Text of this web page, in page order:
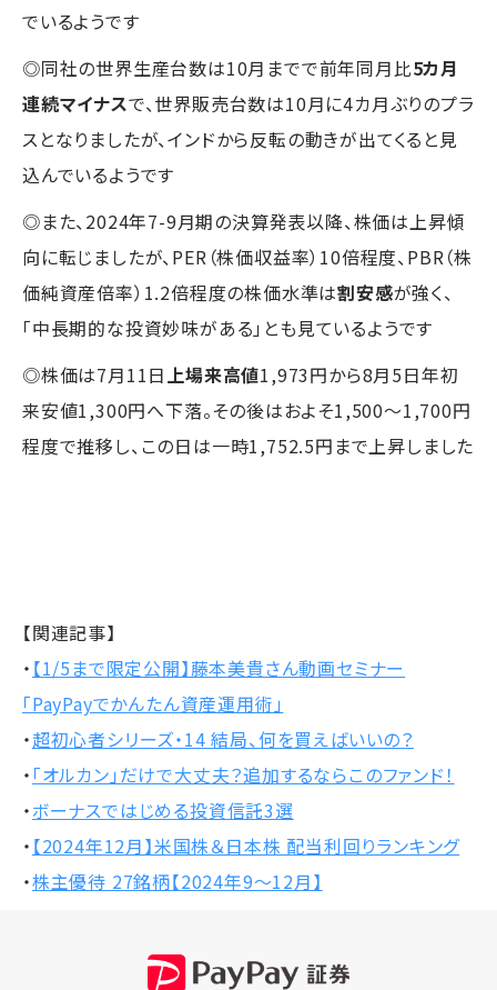
でいるようです
◎同社の世界生産台数は10月までで前年同月比5カ月
連続マイナスで、世界販売台数は10月に4カ月ぶりのプラ
スとなりましたが、インドから反転の動きが出てくると見
込んでいるようです
◎また、2024年7-9月期の決算発表以降、株価は上昇傾
向に転じましたが、PER（株価収益率）10倍程度、PBR（株
価純資産倍率）1.2倍程度の株価水準は割安感が強く、
「中長期的な投資妙味がある」とも見ているようです
◎株価は7月11日 上場来高値1,973円から8月5日年初
来安値1,300円へ下落。その後はおよそ1,500～1,700円
程度で推移し、この日は一時1,752.5円まで上昇しました
【関連記事】
・ 【1/5まで限定公開】藤本美貴さん動画セミナー
「PayPayでかんたん資産運用術」
・超初心者シリーズ・14 結局、何を買えばいいの？
・ 「オルカン」だけで大丈夫？追加するならこのファンド！
・ボーナスではじめる投資信託3選
・ 【2024年12月】米国株＆日本株 配当利回りランキング
・株主優待 27銘柄【2024年9～12月】